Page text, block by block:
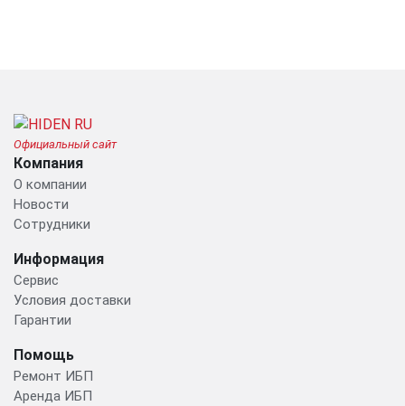
Официальный сайт
Компания
О компании
Новости
Сотрудники
Информация
Сервис
Условия доставки
Гарантии
Помощь
Ремонт ИБП
Аренда ИБП